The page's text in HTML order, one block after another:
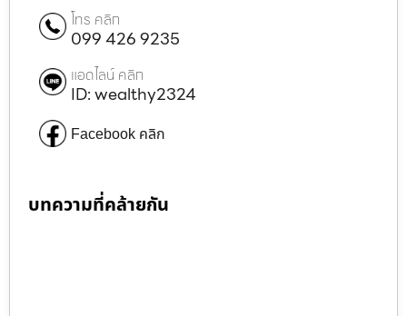
โทร คลิก
099 426 9235
แอดไลน์ คลิก
ID: wealthy2324
Facebook คลิก
บทความที่คล้ายกัน